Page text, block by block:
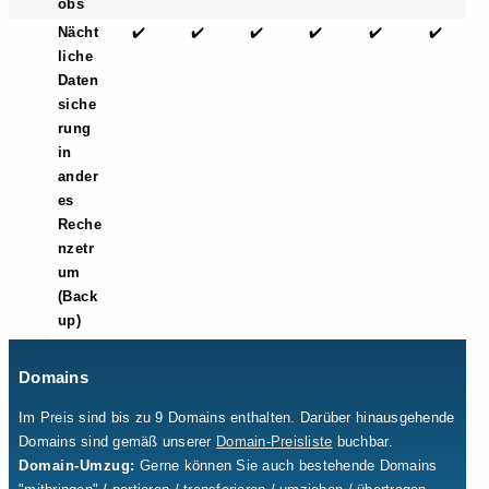
obs
Nächt
liche
Daten
siche
rung
in
ander
es
Reche
nzetr
um
(Back
up)
✔️ ✔️ ✔️ ✔️ ✔️ ✔️
Domains
Im Preis sind bis zu 9 Domains enthalten. Darüber hinausgehende
Domains sind gemäß unserer Domain-Preisliste buchbar.
Domain-Umzug: Gerne können Sie auch bestehende Domains